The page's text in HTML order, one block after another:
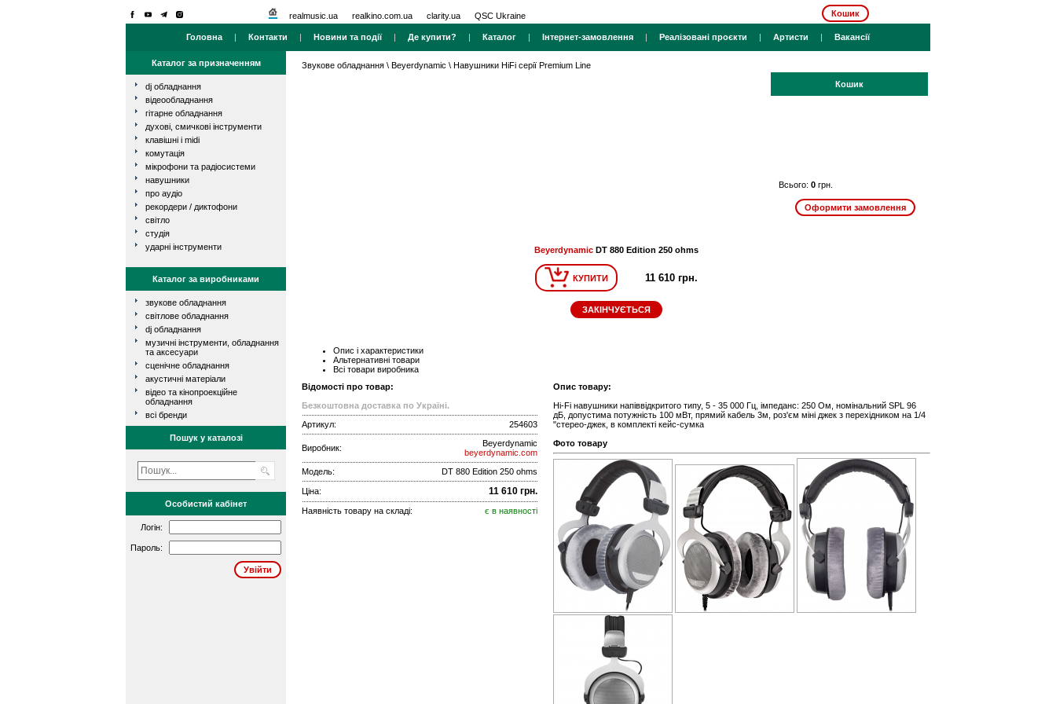
realmusic.ua realkino.com.ua clarity.ua QSC Ukraine Кошик
Головна | Контакти | Новини та події| Де купити? | Каталог | Інтернет-замовлення | Реалізовані проєкти | Артисти | Вакансії
Каталог за призначенням
dj обладнання
відеообладнання
гітарне обладнання
духові, смичкові інструменти
клавішні і midi
комутація
мікрофони та радіосистеми
навушники
про аудіо
рекордери / диктофони
світло
студія
ударні інструменти
Каталог за виробниками
звукове обладнання
світлове обладнання
dj обладнання
музичні інструменти, обладнання
та аксесуари
сценічне обладнання
акустичні матеріали
відео та кінопроекційне
обладнання
всі бренди
Пошук у каталозі
Особистий кабінет
Логін:
Пароль:
Звукове обладнання \ Beyerdynamic \ Навушники HiFi серії Premium Line
Кошик
Всього: 0 грн.
BeyerdynamicDT 880 Edition 250 ohms
КУПИТИ 11 610 грн.
ЗАКІНЧУЄТЬСЯ
Опис і характеристики
Альтернативні товари
Всі товари виробника
Відомості про товар:
Безкоштовна доставка по Україні.
Артикул:
254603
Виробник:
Beyerdynamic
beyerdynamic.com
Модель:
DT 880 Edition 250 ohms
Ціна: 11 610 грн.
Наявність товару на складі: є в наявності
Опис товару:
Hi-Fi навушники напіввідкритого типу, 5 - 35 000 Гц, імпеданс: 250 Ом, номінальний SPL 96
дБ, допустима потужність 100 мВт, прямий кабель 3м, роз'єм міні джек з перехідником на 1/4
"стерео-джек, в комплекті кейс-сумка
Фото товару